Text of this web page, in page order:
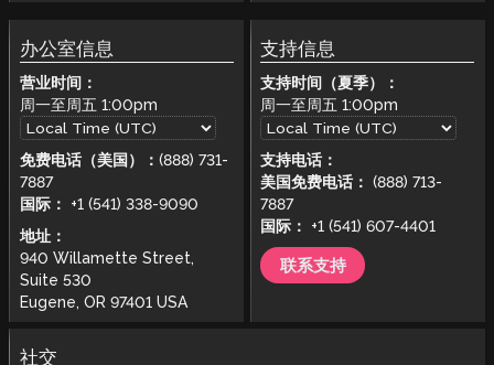
办公室信息
营业时间：
周一至周五 1:00pm
免费电话（美国）： (888) 731-
7887
国际：
+1 (541) 338-9090
地址：
940 Willamette Street,
Suite 530
Eugene, OR 97401 USA
支持信息
支持时间（夏季）：
周一至周五1:00pm
支持电话：
美国免费电话： (888) 713-
7887
国际：
+1 (541) 607-4401
联系支持
社交